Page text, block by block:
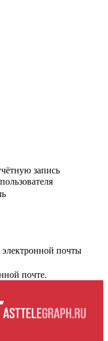
запись
почты
почте.